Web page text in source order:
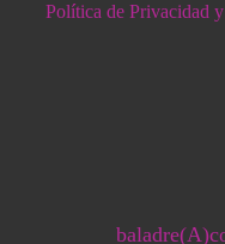
Política de Privacidad